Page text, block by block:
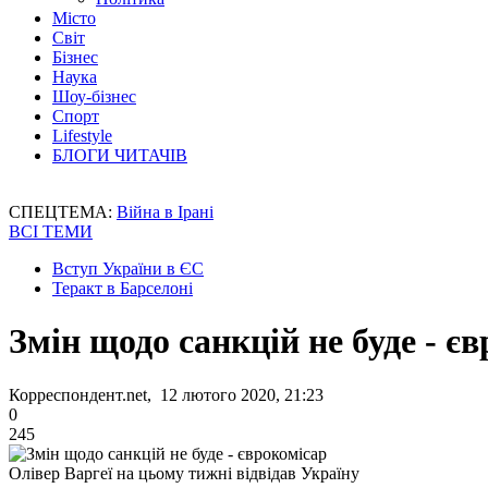
Місто
Світ
Бізнес
Наука
Шоу-бізнес
Спорт
Lifestyle
БЛОГИ ЧИТАЧІВ
СПЕЦТЕМА: Війна в Ірані
ВСІ ТЕМИ
Вступ України в ЄС
Теракт в Барселоні
Змін щодо санкцій не буде -
Корреспондент.net, 12 лютого 2020, 21:23
0
245
Олівер Варгеї на цьому тижні відвідав Україну